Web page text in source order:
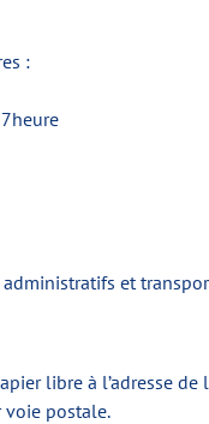
:
et
libre à l’adresse
voie postale.